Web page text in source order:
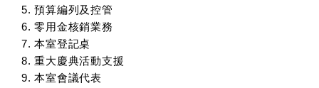
5. 預算編列及控管
6. 零用金核銷業務
7. 本室登記桌
8. 重大慶典活動支援
9. 本室會議代表